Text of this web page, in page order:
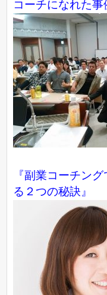
コーチになれた事
『副業コーチン
る２つの秘訣』